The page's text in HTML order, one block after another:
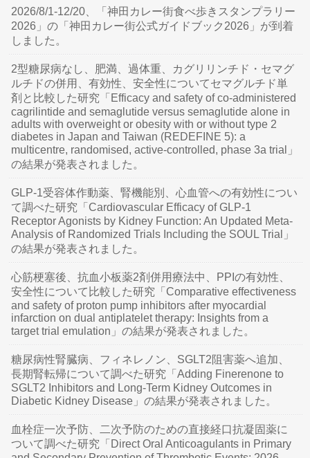
2026/8/1-12/20、「神田カレー街食べ歩きスタンプラリー
2026」の「神田カレー街公式ガイドブック2026」が到着
しました。
2型糖尿病なし、肥満、過体重、カグリリンチド・セマグ
ルチドの併用、有効性、安全性についてセマグルチド単
剤と比較した研究「Efficacy and safety of co-administered
cagrilintide and semaglutide versus semaglutide alone in
adults with overweight or obesity with or without type 2
diabetes in Japan and Taiwan (REDEFINE 5): a
multicentre, randomised, active-controlled, phase 3a trial」
の結果が発表されました。
GLP-1受容体作動薬、腎機能別、心血管への有効性につい
て調べた研究「Cardiovascular Efficacy of GLP-1
Receptor Agonists by Kidney Function: An Updated Meta-
Analysis of Randomized Trials Including the SOUL Trial」
の結果が発表されました。
心筋梗塞後、抗血小板薬2剤併用療法中、PPIの有効性、
安全性について比較した研究「Comparative effectiveness
and safety of proton pump inhibitors after myocardial
infarction on dual antiplatelet therapy: Insights from a
target trial emulation」の結果が発表されました。
糖尿病性腎臓病、フィネレノン、SGLT2阻害薬へ追加、
長期腎転帰について調べた研究「Adding Finerenone to
SGLT2 Inhibitors and Long-Term Kidney Outcomes in
Diabetic Kidney Disease」の結果が発表されました。
血栓症一次予防、二次予防のための直接経口抗凝固薬に
ついて調べた研究「Direct Oral Anticoagulants in Primary